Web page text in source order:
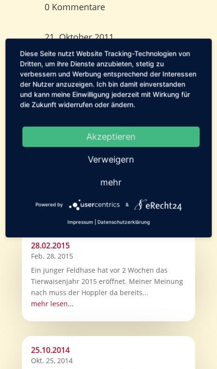
0 Kommentare
21. Oktober 2011
[erechtshare]
0 Kommentare
Das könnte Sie auch
interessieren
28.02.2015
Feb. 28, 2015
Ein junger Feldhase hat vor 2 Wochen das
Tierwaisenjahr 2015 eröffnet. Meiner Meinung
nach muss der Hoppler da bereits...
mehr lesen...
25.10.2014
Okt. 25, 2014
Diese Seite nutzt Website Tracking-Technologien von
Dritten, um ihre Dienste anzubieten, stetig zu
verbessern und Werbung entsprechend der Interessen
der Nutzer anzuzeigen. Ich bin damit einverstanden
und kann meine Einwilligung jederzeit mit Wirkung für
die Zukunft widerrufen oder ändern.
Akzeptieren
Verweigern
mehr
Powered by &
Impressum Datenschutzerklärung